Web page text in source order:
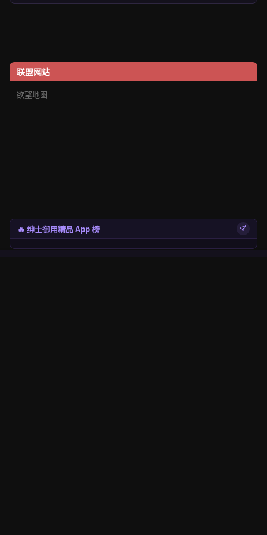
联盟网站
欲望地图
🔥 绅士御用精品 App 榜